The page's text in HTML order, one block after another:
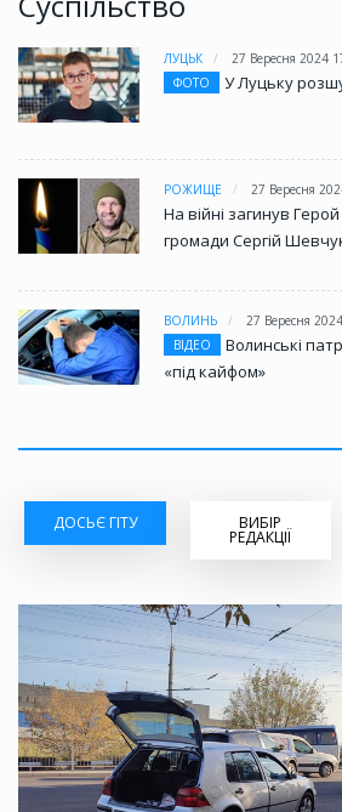
ЛУЦЬК
27 Вересня 2024
ФОТО
У Луцьку
РОЖИЩЕ 27 Вересня
На війні загинув
громади Сергій
ВОЛИНЬ
27 Вересня
ВІДЕО
Волинські
«під кайфом»
ДОСЬЄ ГІТУ ВИБІР
РЕДАКЦІЇ